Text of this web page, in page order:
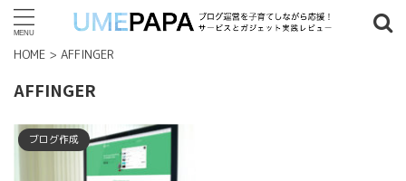
記事検索
タグ一覧
(4) 8歳以上(4)
HOME > AFFINGER
AFFINGER
ブログ作成